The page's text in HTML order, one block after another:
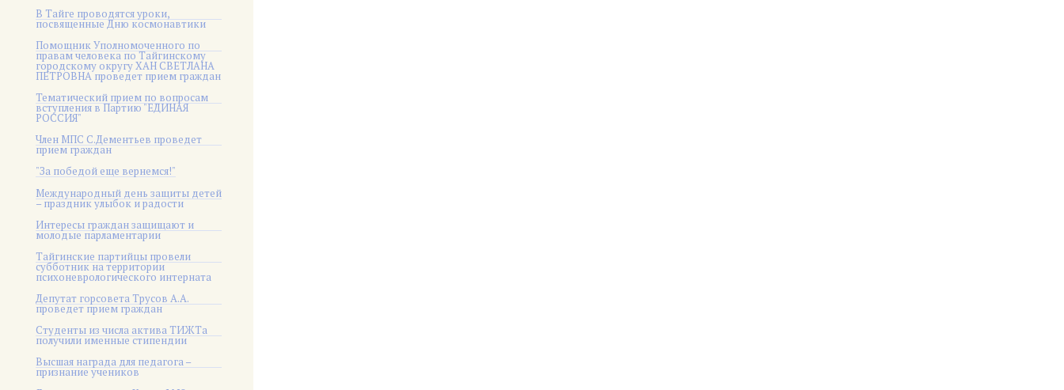
В Тайге проводятся уроки,
посвященные Дню космонавтики
Помощник Уполномоченного по
правам человека по Тайгинскому
городскому округу ХАН СВЕТЛАНА
ПЕТРОВНА проведет прием граждан
Тематический прием по вопросам
вступления в Партию "ЕДИНАЯ
РОССИЯ"
Член МПС С.Дементьев проведет
прием граждан
"За победой еще вернемся!"
Международный день защиты детей
– праздник улыбок и радости
Интересы граждан защищают и
молодые парламентарии
Тайгинские партийцы провели
субботник на территории
психоневрологического интерната
Депутат горсовета Трусов А.А.
проведет прием граждан
Студенты из числа актива ТИЖТа
получили именные стипендии
Высшая награда для педагога –
признание учеников